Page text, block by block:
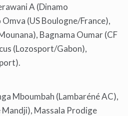
A (Dinamo
(US Boulogne/France),
Bagnama Oumar (CF
(Lozosport/Gabon),
Mboumbah (Lambaréné AC),
Massala Prodige